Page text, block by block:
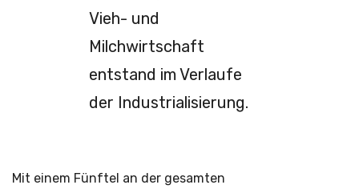
Vieh- und
Milchwirtschaft
entstand im Verlaufe
der Industrialisierung.
Mit einem Fünftel an der gesamten